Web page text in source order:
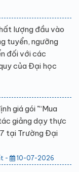
lượng đầu vào
tuyển, ngưỡng
đối với các
của Đại học
giá gói "“Mua
giảng dạy thực
tại Trường Đại
- 10-07-2026